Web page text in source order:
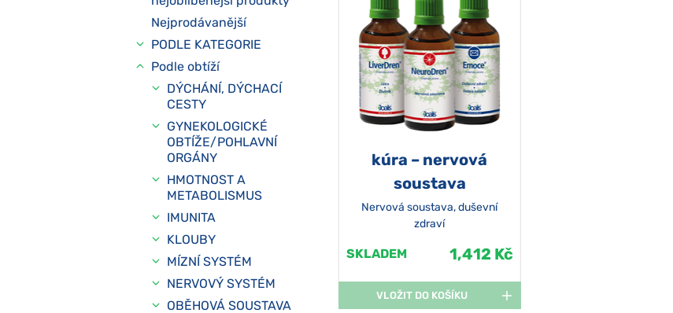
Nejprodávanější
PODLE KATEGORIE
Podle obtíží
DÝCHÁNÍ, DÝCHACÍ
CESTY
GYNEKOLOGICKÉ
OBTÍŽE/POHLAVNÍ
ORGÁNY
HMOTNOST A
METABOLISMUS
IMUNITA
KLOUBY
MÍZNÍ SYSTÉM
NERVOVÝ SYSTÉM
OBĚHOVÁ SOUSTAVA
kúra – nervová
soustava
Nervová soustava, duševní
zdraví
SKLADEM 1,412 Kč
VLOŽIT DO KOŠÍKU